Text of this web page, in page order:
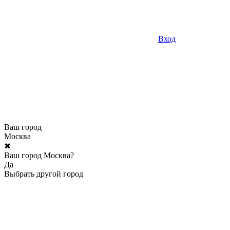
Вход
Ваш город
Москва
✖
Ваш город Москва?
Да
Выбрать другой город